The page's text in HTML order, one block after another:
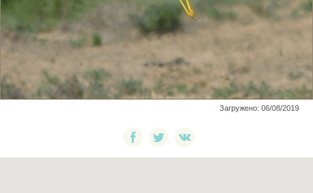
Загружено: 06/08/2019